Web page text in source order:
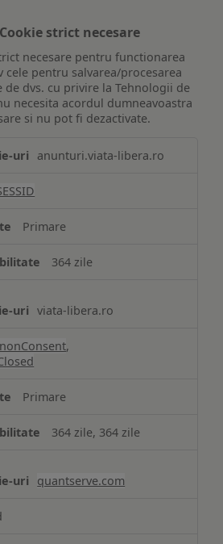
strict necesare
necesare pentru functionarea
pentru salvarea/procesarea
dvs. cu privire la Tehnologii de
necesita acordul dumneavoastra
si nu pot fi dezactivate.
anunturi.viata-libera.ro
Primare
364 zile
viata-libera.ro
,
Primare
364 zile, 364 zile
quantserve.com